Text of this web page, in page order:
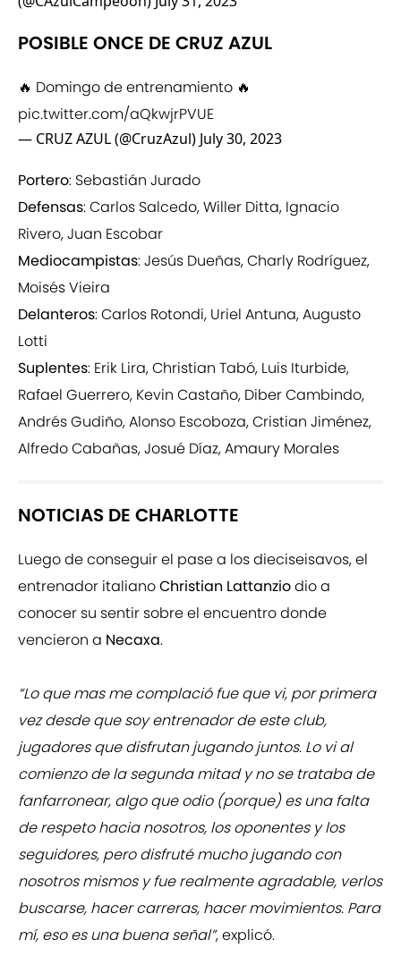
POSIBLE ONCE DE CRUZ AZUL
🔥 Domingo de entrenamiento 🔥
pic.twitter.com/aQkwjrPVUE
— CRUZ AZUL (@CruzAzul) July 30, 2023
Portero: Sebastián Jurado
Defensas: Carlos Salcedo, Willer Ditta, Ignacio
Rivero, Juan Escobar
Mediocampistas: Jesús Dueñas, Charly Rodríguez,
Moisés Vieira
Delanteros: Carlos Rotondi, Uriel Antuna, Augusto
Lotti
Suplentes: Erik Lira, Christian Tabó, Luis Iturbide,
Rafael Guerrero, Kevin Castaño, Diber Cambindo,
Andrés Gudiño, Alonso Escoboza, Cristian Jiménez,
Alfredo Cabañas, Josué Díaz, Amaury Morales
NOTICIAS DE CHARLOTTE
Luego de conseguir el pase a los dieciseisavos, el
entrenador italianoChristian Lattanziodio a
conocer su sentir sobre el encuentro donde
vencieron a Necaxa.
“Lo que mas me complació fue que vi, por primera
vez desde que soy entrenador de este club,
jugadores que disfrutan jugando juntos. Lo vi al
comienzo de la segunda mitad y no se trataba de
fanfarronear, algo que odio (porque) es una falta
de respeto hacia nosotros, los oponentes y los
seguidores, pero disfruté mucho jugando con
nosotros mismos y fue realmente agradable, verlos
buscarse, hacer carreras, hacer movimientos. Para
mí, eso es una buena señal”, explicó.